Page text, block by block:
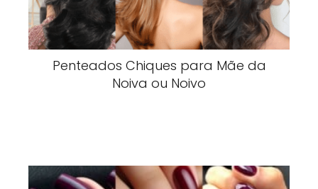
Penteados Chiques para Mãe da
Noiva ou Noivo